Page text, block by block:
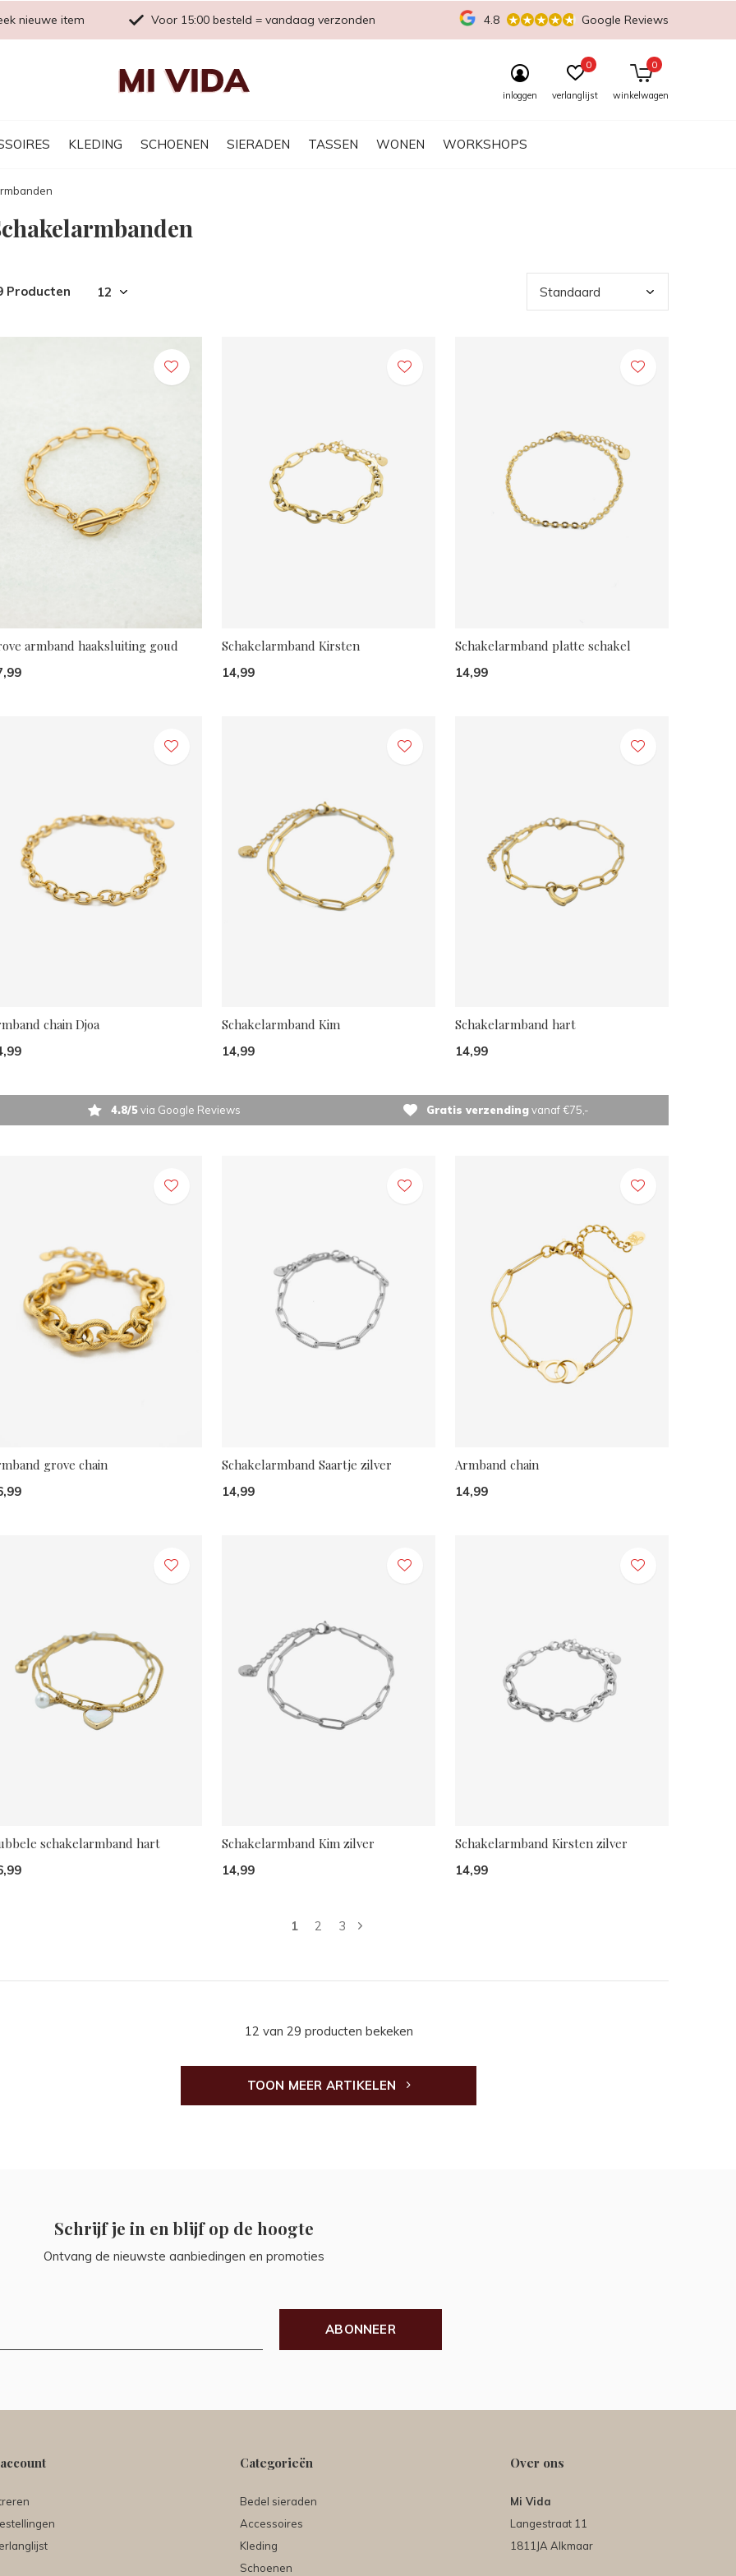
KLEDING SCHOENEN SIERADEN TASSEN WONEN WORKSHOPS
inloggen verlanglijst
0
winkelwagen
0
nieuwe item Voor 15:00 besteld = vandaag verzonden 4.8 Google Reviews
Producten
armband haaksluiting goud Schakelarmband Kirsten
14,99
Schakelarmband platte schakel
14,99
chain Djoa Schakelarmband Kim
14,99
Schakelarmband hart
14,99
4.8/5via Google Reviews Gratis verzendingvanaf €75,-
grove chain Schakelarmband Saartje zilver
14,99
Armband chain
14,99
schakelarmband hart Schakelarmband Kim zilver
14,99
Schakelarmband Kirsten zilver
14,99
1 2 3
12 van 29 producten bekeken
TOON MEER ARTIKELEN
Schrijf je in en blijf op de hoogte
Ontvang de nieuwste aanbiedingen en promoties
ABONNEER
Categorieën
Bedel sieraden
Accessoires
Kleding
Schoenen
Over ons
Mi Vida
Langestraat 11
1811JA Alkmaar